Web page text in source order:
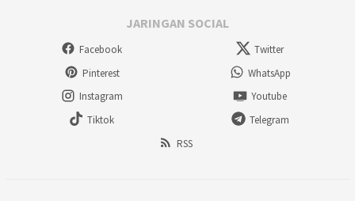
JARINGAN SOCIAL
Facebook
Twitter
Pinterest
WhatsApp
Instagram
Youtube
Tiktok
Telegram
RSS